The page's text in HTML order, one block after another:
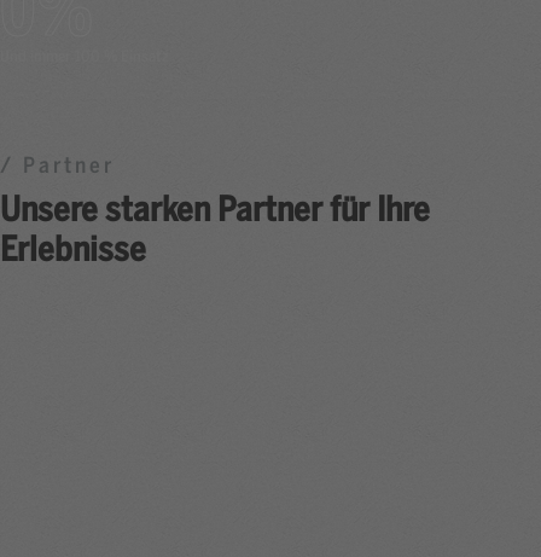
/ Partner
Unsere starken Partner für Ihre
Erlebnisse